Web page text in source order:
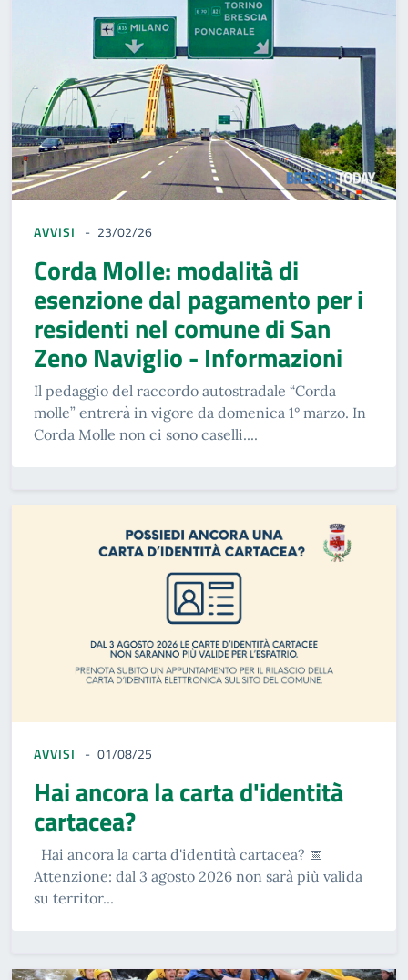
AVVISI 23/02/26
Corda Molle: modalità di
esenzione dal pagamento per i
residenti nel comune di San
Zeno Naviglio - Informazioni
Il pedaggio del raccordo autostradale “Corda
molle” entrerà in vigore da domenica 1° marzo. In
Corda Molle non ci sono caselli....
AVVISI 01/08/25
Hai ancora la carta d'identità
cartacea?
Hai ancora la carta d'identità cartacea? 📅
Attenzione: dal 3 agosto 2026 non sarà più valida
su territor...